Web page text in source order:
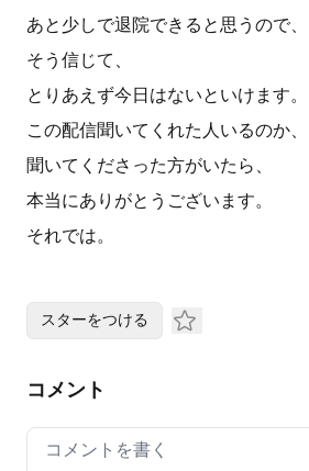
あと少しで退院できると思うので、
そう信じて、
とりあえず今日はないといけます。
この配信聞いてくれた人いるのか、
聞いてくださった方がいたら、
本当にありがとうございます。
それでは。
スターをつける
コメント
Your comment